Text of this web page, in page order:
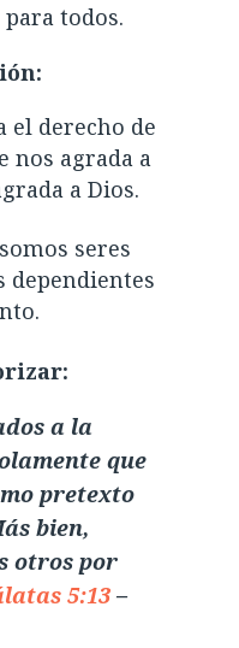
todos.
el derecho de
nos agrada a
a Dios.
seres
dependientes
a la
que
pretexto
bien,
otros por
5:13 –